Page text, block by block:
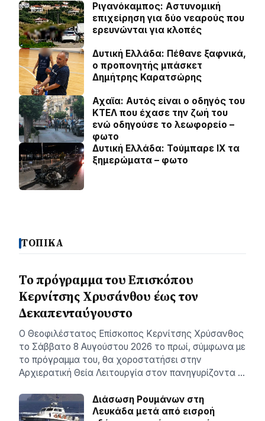
Ριγανόκαμπος: Αστυνομική
επιχείρηση για δύο νεαρούς που
ερευνώνται για κλοπές
Δυτική Ελλάδα: Πέθανε ξαφνικά,
ο προπονητής μπάσκετ
Δημήτρης Καρατσώρης
Αχαϊα: Αυτός είναι ο οδηγός του
ΚΤΕΛ που έχασε την ζωή του
ενώ οδηγούσε το λεωφορείο –
φωτο
Δυτική Ελλάδα: Τούμπαρε ΙΧ τα
ξημερώματα – φωτο
ΤΟΠΙΚΑ
Το πρόγραμμα του Επισκόπου
Κερνίτσης Χρυσάνθου έως τον
Δεκαπενταύγουστο
Ο Θεοφιλέστατος Επίσκοπος Κερνίτσης Χρύσανθος
το Σάββατο 8 Αυγούστου 2026 το πρωί, σύμφωνα με
το πρόγραμμα του, θα χοροστατήσει στην
Αρχιερατική Θεία Λειτουργία στον πανηγυρίζοντα …
Διάσωση Ρουμάνων στη
Λευκάδα μετά από εισροή